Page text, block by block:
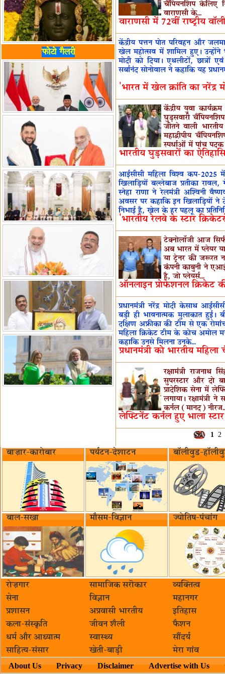
फोटो गैलरी
चैंपियनशिप केलिए
वाराणसी के...
वाराणसी में 72वीं राष्ट्रीय
केंद्रीय पत्तन पोत परिवहन और
खेल महोत्सव में शामिल हुए। उन्होंने
मोदी को दिया। एथलीटों, छात्रों
सर्बानंद सोनोवाल ने कहाकि यह
'भारत में खेल क्रांति का नरेंद्र
केंद्रीय युवा
घुड़सवारी
जीतने वाली
महाद्वीपीय
स्पर्धाओं में पांच पदक
भारतीय घुड़सवारों का
आईसीसी महिला विश्व कप-2025
खिलाड़ियों बल्लेबाज प्रतीका
स्नेहा राणा ने रेलमंत्री अश्विनी
अवसर पर कहाकि इन खिलाड़ियों ने
निभाई है, खेल के हर पहलू का
'भारतीय रेलवे के स्टार
टेक्नोलॉजी आज
अब भारत में प्लेयर
या ट्रेनर की जरूरत
कंपनी काबुनी ने एआई
है, जो प्लेयर्स...
ऑनलाइन प्रोफेशनल क्रिकेट
प्रधानमंत्री नरेंद्र मोदी केसाथ
बड़ी ही भावनात्मक मुलाकात हुई।
दक्षिण अफ्रीका की टीम से एक
महिला क्रिकेट टीम के कोच अमोल
कहाकि उनसे मिलना उनके...
प्रधानमंत्री को भारतीय
रक्षामंत्री
सुपरस्टार और दो
प्रादेशिक सेना में
लगाया। रक्षामंत्री
कर्नल (मानद)
लेफ्टिनेंट कर्नल हुए भाला
1 2
बाज़ार-कारोबार पर्यटन-देशाटन बॉलीवुड-
बाल-सखा मौसम-विज्ञान ज्योतिष-पंचांग
रोज़गार सामाजिक सरॊकार‌
व्यक्तित्व
सेना
विज्ञान
महानगर
प्रशासन
अप्रवासी भारतीय
इतिहास
कला-संस्कृति
जीवन शैली
फैशन
धर्म और आध्यात्म
स्वास्थ्य
सौंदर्य
साहित्य-संसार
खेती-बाड़ी मेरा गांव
About Us Privacy Disclaimer Advertise with Us